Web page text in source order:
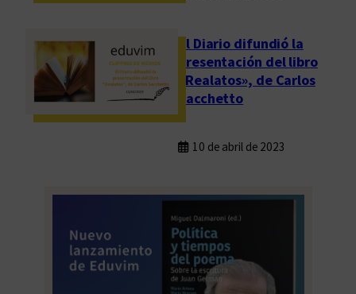
El Diario difundió la
presentación del libro
«Realatos», de Carlos
Sacchetto
10 de abril de 2023